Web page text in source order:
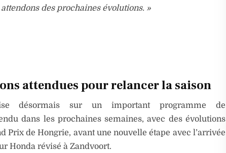
des prochaines évolutions. »
attendues pour relancer la saison
désormais sur un important programme de
dans les prochaines semaines, avec des évolutions
Prix de Hongrie, avant une nouvelle étape avec l’arrivée
Honda révisé à Zandvoort.